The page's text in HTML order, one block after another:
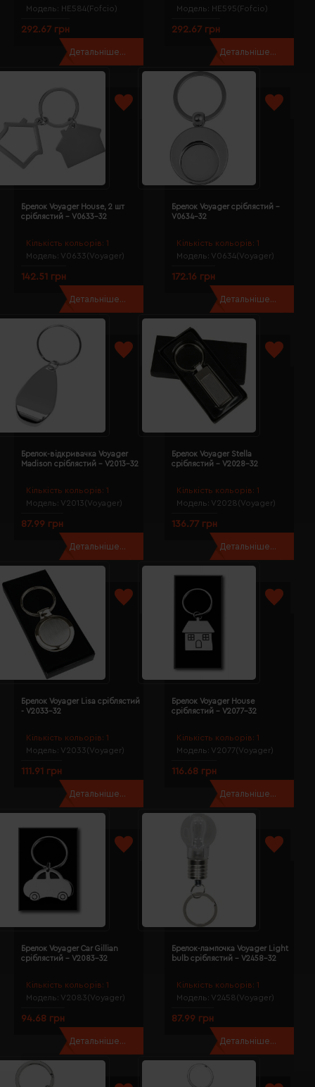
Модель: HE584(Fofcio)
292.67 грн
Детальніше...
Модель: HE595(Fofcio)
292.67 грн
Детальніше...
Кількість кольорів: 1
Модель: V0633(Voyager)
Брелок Voyager House, 2 шт
сріблястий - V0633-32
142.51 грн
Детальніше...
Кількість кольорів: 1
Модель: V0634(Voyager)
Брелок Voyager сріблястий -
V0634-32
172.16 грн
Детальніше...
Кількість кольорів: 1
Модель: V2013(Voyager)
Брелок-відкривачка Voyager
Madison сріблястий - V2013-32
87.99 грн
Детальніше...
Кількість кольорів: 1
Модель: V2028(Voyager)
Брелок Voyager Stella
сріблястий - V2028-32
136.77 грн
Детальніше...
Кількість кольорів: 1
Модель: V2033(Voyager)
Брелок Voyager Lisa сріблястий
- V2033-32
111.91 грн
Детальніше...
Кількість кольорів: 1
Модель: V2077(Voyager)
Брелок Voyager House
сріблястий - V2077-32
116.68 грн
Детальніше...
Кількість кольорів: 1
Модель: V2083(Voyager)
Брелок Voyager Car Gillian
сріблястий - V2083-32
94.68 грн
Детальніше...
Кількість кольорів: 1
Модель: V2458(Voyager)
Брелок-лампочка Voyager Light
bulb сріблястий - V2458-32
87.99 грн
Детальніше...